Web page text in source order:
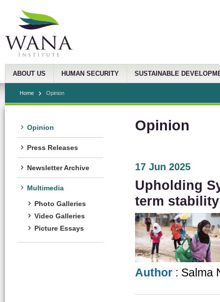
ABOUT US HUMAN SECURITY SUSTAINABLE
Home Opinion
Opinion
Press Releases
Newsletter Archive
Multimedia
Photo Galleries
Video Galleries
Picture Essays
Opinion
17 Jun 2025
Upholding
term stability
Author : Salma